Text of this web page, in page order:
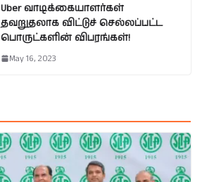
Uber வாடிக்கையாளர்கள்
தவறுதலாக விட்டுச் செல்லப்பட்ட
பொருட்களின் விபரங்கள்!
May 16, 2023